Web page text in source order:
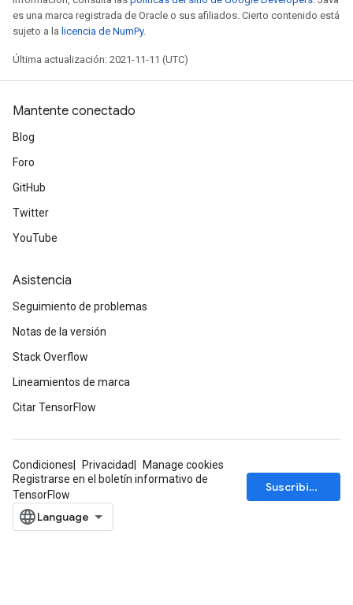
es una marca registrada de Oracle o sus afiliados. Cierto contenido está
sujeto a la licencia de NumPy.
Última actualización: 2021-11-11 (UTC)
Mantente conectado
Blog
Foro
GitHub
Twitter
YouTube
Asistencia
Seguimiento de problemas
Notas de la versión
Stack Overflow
Lineamientos de marca
Citar TensorFlow
Condiciones Privacidad
Manage cookies
Registrarse en el boletín informativo de
TensorFlow
Suscribirse